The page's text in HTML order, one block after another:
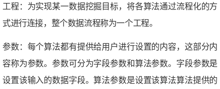
工程： 为实现某一数据挖掘目标，将各算法通过流程化的方
式进行连接，整个数据流程称为一个工程。
参数： 每个算法都有提供给用户进行设置的内容，这部分内
容称为参数。参数可分为字段参数和算法参数。字段参数是
设置该输入的数据字段。算法参数是设置该算法算法提供的